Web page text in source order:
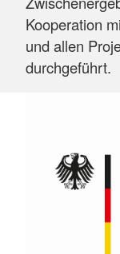
Kooperation
und allen
durchgeführt.